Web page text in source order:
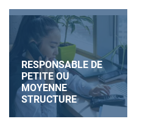
RESPONSABLE DE
PETITE OU
MOYENNE
STRUCTURE